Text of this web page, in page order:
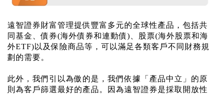
遠智證券財富管理提供豐富多元的全球性產品，包括共
同基金、債券(海外債券和連動債) 、股票(海外股票和海
外ETF) 以及保險商品等，可以滿足各類客戶不同財務規
劃的需要。
此外，我們引以為傲的是，我們依據「產品中立」的原
則為客戶篩選最好的產品。因為遠智證券是採取開放性